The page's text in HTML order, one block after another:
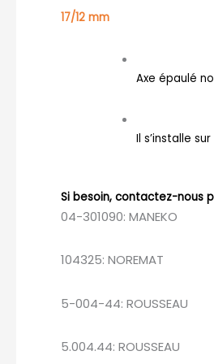
17/12 mm
Axe épaulé
Il s’installe
Si besoin, contactez-nous
04-301090: MANEKO
104325: NOREMAT
5-004-44: ROUSSEAU
5.004.44: ROUSSEAU